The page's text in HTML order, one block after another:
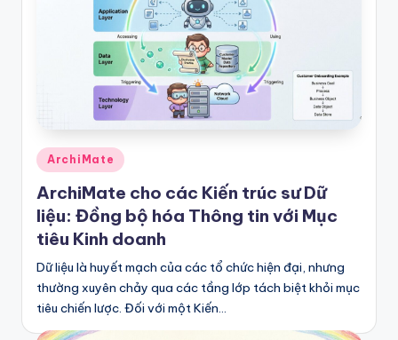
In
si
g
h
t
s
Posted
in
ArchiMate
ArchiMate cho các Kiến trúc sư Dữ
liệu: Đồng bộ hóa Thông tin với Mục
tiêu Kinh doanh
Dữ liệu là huyết mạch của các tổ chức hiện đại, nhưng
thường xuyên chảy qua các tầng lớp tách biệt khỏi mục
tiêu chiến lược. Đối với một Kiến…